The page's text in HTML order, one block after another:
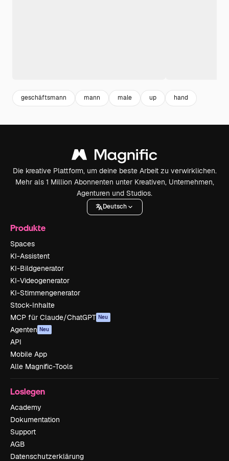
geschäftsmann mann male up hand
Die kreative Plattform, um deine beste Arbeit zu verwirklichen.
Mehr als 1 Million Abonnenten unter Kreativen, Unternehmen,
Agenturen und Studios.
Deutsch
Produkte
Spaces
KI-Assistent
KI-Bildgenerator
KI-Videogenerator
KI-Stimmengenerator
Stock-Inhalte
MCP für Claude/ChatGPT Neu
Agenten Neu
API
Mobile App
Alle Magnific-Tools
Loslegen
Academy
Dokumentation
Support
AGB
Datenschutzerklärung